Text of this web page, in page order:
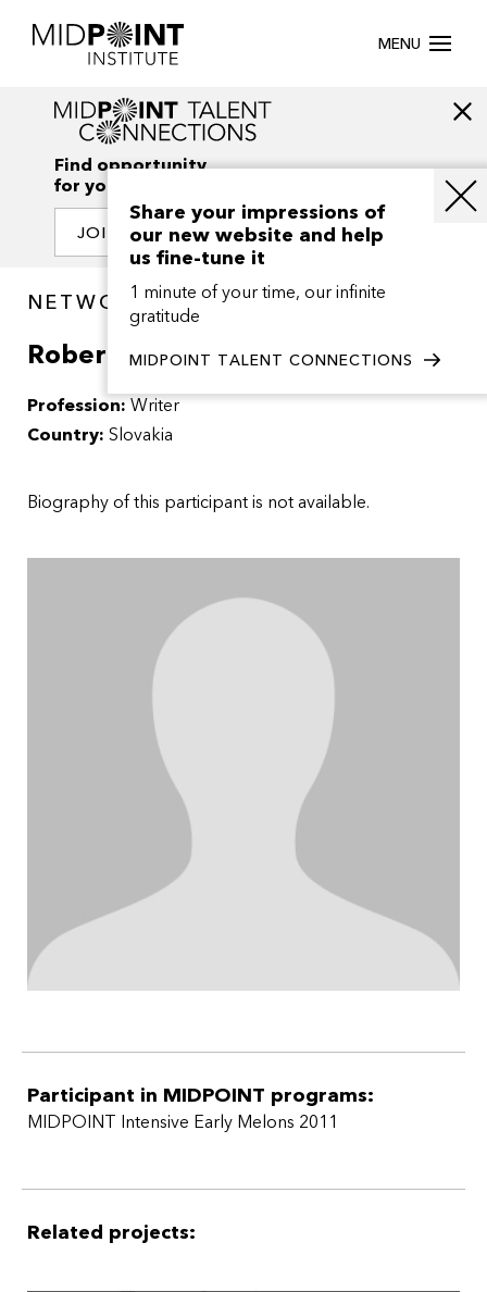
MENU
Find opportunity
for your creativity
JOIN OUR NETWORK
NETWORK / PEOPLE
Roberta Tothova
Profession: Writer
Country: Slovakia
Biography of this participant is not available.
Participant in MIDPOINT programs:
MIDPOINT Intensive Early Melons 2011
Related projects:
Share your impressions of
our new website and help
us fine-tune it
1 minute of your time, our infinite
gratitude
MIDPOINT TALENT CONNECTIONS